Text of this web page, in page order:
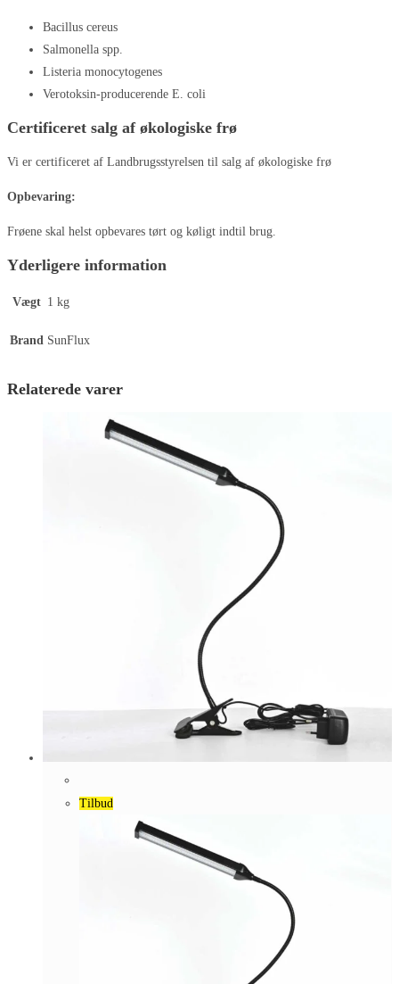
Bacillus cereus
Salmonella spp.
Listeria monocytogenes
Verotoksin-producerende E. coli
Certificeret salg af økologiske frø
Vi er certificeret af Landbrugsstyrelsen til salg af økologiske frø
Opbevaring:
Frøene skal helst opbevares tørt og køligt indtil brug.
Yderligere information
Vægt 1 kg
Brand SunFlux
Relaterede varer
Tilbud